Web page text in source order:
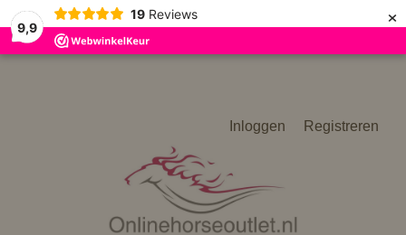
9,9
19 Reviews ×
Inloggen Registreren